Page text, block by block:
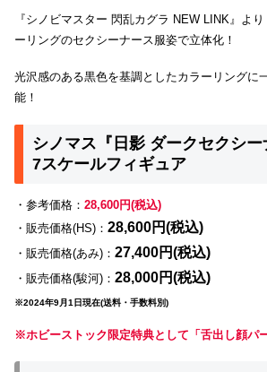
『シノビマスター 閃乱カグラ NEW LINK』より
ーリングのセクシーナース服姿で立体化！
光沢感のある黒色を基調としたカラーリングに
能！
シノマス『日影 ダークセクシ
7スケールフィギュア
・参考価格： 28,600円(税込)
・販売価格(HS)： 28,600円(税込)
・販売価格(あみ)： 27,400円(税込)
・販売価格(駿河)： 28,000円(税込)
※2024年9月1日現在(送料・手数料別)
※ホビーストック限定特典として「舌出し顔パ